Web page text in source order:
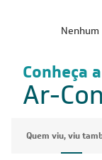
Conheça
Ar-
Quem viu, viu